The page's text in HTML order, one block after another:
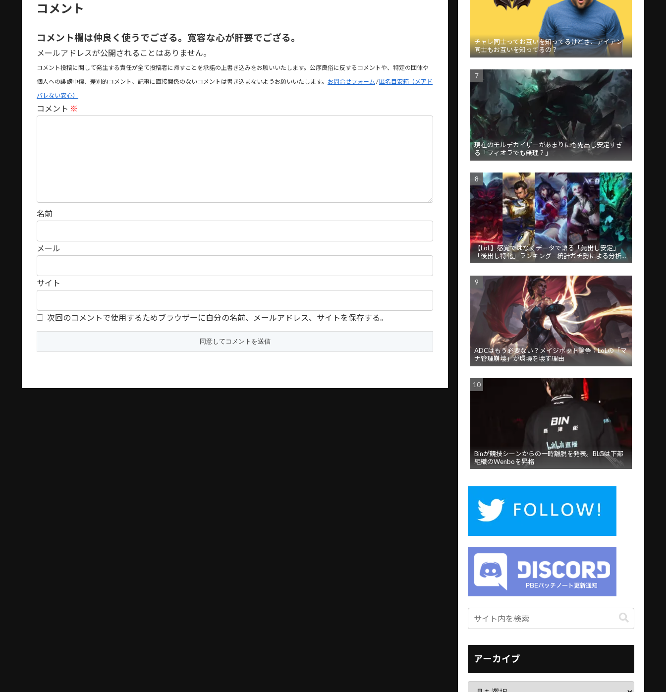
コメント
コメント欄は仲良く使うでござる。寛容な心が肝要でござる。
メールアドレスが公開されることはありません。
コメント投稿に関して発生する責任が全て投稿者に帰すことを承諾の上書き込みをお願いいたします。公序良俗に反するコメントや、特定の団体や
個人への誹謗中傷、差別的コメント、記事に直接関係のないコメントは書き込まないようお願いいたします。 お問合せフォーム /匿名目安箱（メアド
バレない安心）
コメント ※
名前
メール
サイト
次回のコメントで使用するためブラウザーに自分の名前、メールアドレス、サイトを保存する。
チャレ同士ってお互いを知ってるけどさ、アイアン
同士もお互いを知ってるの？
現在のモルデカイザーがあまりにも先出し安定すぎ
る「フィオラでも無理？」
【LoL】感覚ではなくデータで語る「先出し安定」
「後出し特化」ランキング - 統計ガチ勢による分析が
話題
ADCはもう必要ない？メイジボット論争：LoLの「マ
ナ管理崩壊」が環境を壊す理由
Binが競技シーンからの一時離脱を発表。BLGは下部
組織のWenboを昇格
アーカイブ